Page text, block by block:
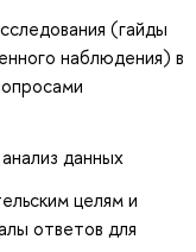
(гайды
наблюдения) в
данных
целям и
ответов для